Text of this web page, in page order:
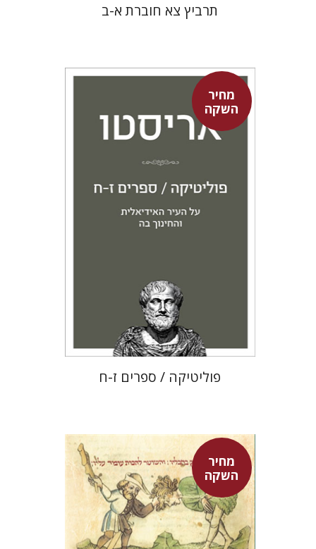
תרביץ צא חוברת א-ב
מחיר
השקה
אריסטו
עמית ברץ
מחיר השקה
$31
$22
פוליטיקה / ספרים ז-ח
מחיר
השקה
אפרים שהם-שטיינר